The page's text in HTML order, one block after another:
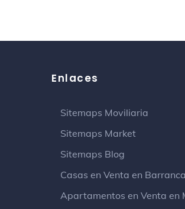
Enlaces
Sitemaps Moviliaria
Sitemaps Market
Sitemaps Blog
Casas en Venta en
Apartamentos en Venta en